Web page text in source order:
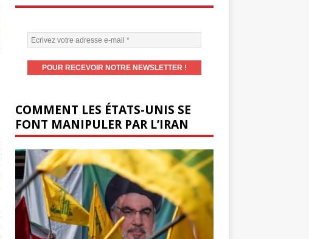
COMMENT LES ÉTATS-UNIS SE
FONT MANIPULER PAR L’IRAN